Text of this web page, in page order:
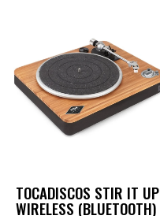
TOCADISCOS STIR IT UP
WIRELESS (BLUETOOTH)